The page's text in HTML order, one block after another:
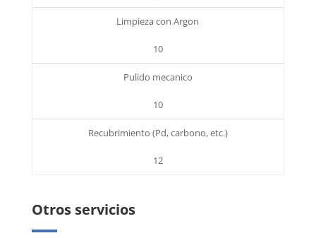
Limpieza con Argon
10
Pulido mecanico
10
Recubrimiento (Pd, carbono, etc.)
12
Otros servicios